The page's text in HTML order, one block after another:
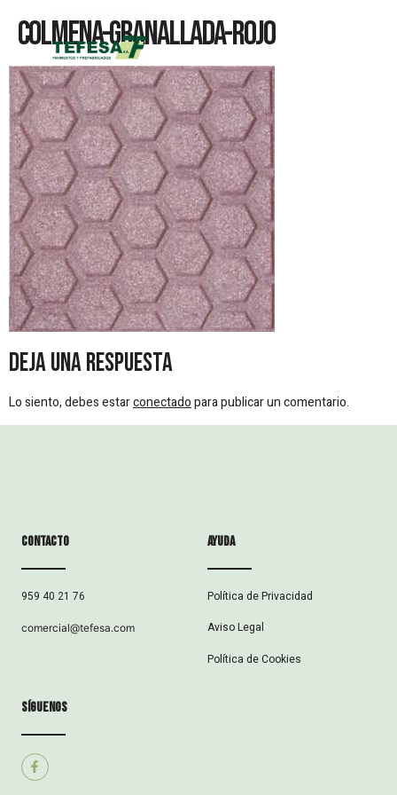
Colmena-Granallada-Rojo
Deja una respuesta
Lo siento, debes estarconectadopara publicar un comentario.
Contacto
959 40 21 76
comercial@tefesa.com
ayuda
Política de Privacidad
Aviso Legal
Política de Cookies
síguenos